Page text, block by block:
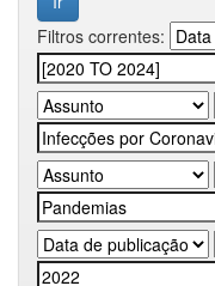
Filtros correntes: